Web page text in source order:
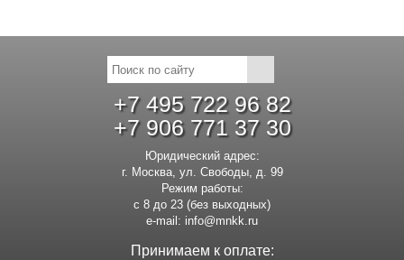
+7 495 722 96 82
+7 906 771 37 30
Юридический адрес:
г. Москва, ул. Свободы, д. 99
Режим работы:
с 8 до 23 (без выходных)
e-mail: info@mnkk.ru
Принимаем к оплате: